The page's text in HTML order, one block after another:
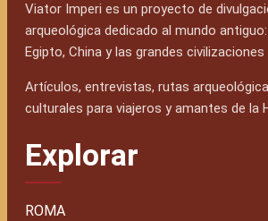
Viator Imperi es un proyecto de
arqueológica dedicado al mundo antiguo:
Egipto, China y las grandes
Artículos, entrevistas, rutas
culturales para viajeros y amantes de la
Explorar
ROMA